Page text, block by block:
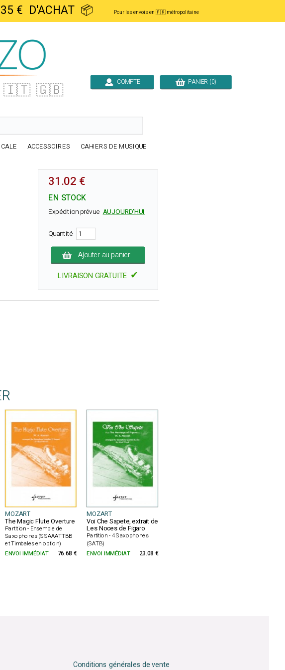
35 € D'ACHAT 📦 Pour les envois en 🇫🇷 métropolitaine
🇮🇹 🇬🇧 COMPTE PANIER (0)
ACCESSOIRES CAHIERS DE MUSIQUE
31.02 €
EN STOCK
Expédition prévueAUJOURD'HUI
Quantité
Ajouter au panier
LIVRAISON GRATUITE ✔
MOZART
MOZART
The Magic Flute Overture
Partition - Ensemble de
Saxophones (SSAAATTBB
et Timbales en option)
Voi Che Sapete, extrait de
Les Noces de Figaro
Partition - 4 Saxophones
(SATB)
ENVOI IMMÉDIAT 76.68 € ENVOI IMMÉDIAT 23.08 €
Conditions générales de vente